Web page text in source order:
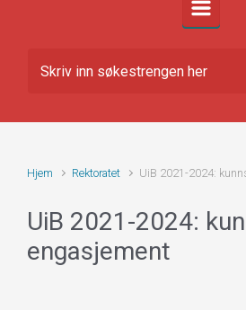
Hjem Rektoratet UiB 2021-2024:
UiB 2021-2024:
engasjement